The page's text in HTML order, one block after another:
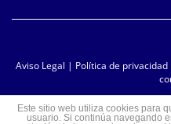
Aviso Legal | Política de privacidad
Este sitio web utiliza cookies para
usuario. Si continúa navegando